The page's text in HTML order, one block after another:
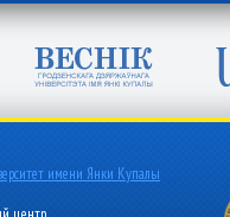
имени Янки Купалы